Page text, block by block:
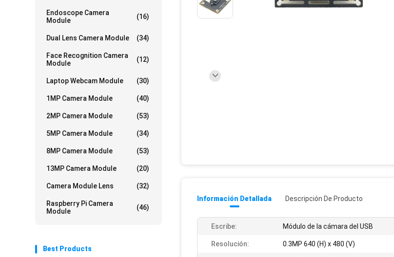
Endoscope Camera
Module
(16)
Dual Lens Camera Module (34)
Face Recognition Camera
Module
(12)
Laptop Webcam Module (30)
1MP Camera Module (40)
2MP Camera Module (53)
5MP Camera Module (34)
8MP Camera Module (53)
13MP Camera Module (20)
Camera Module Lens (32)
Raspberry Pi Camera
Module
(46)
Best Products
Información Detallada Descripción De Producto
Escribe: Módulo de la cámara del USB
Resolución: 0.3MP 640 (H) x 480 (V)